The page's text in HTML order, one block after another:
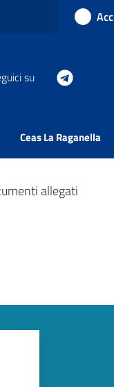
su
Ceas La Raganella
allegati